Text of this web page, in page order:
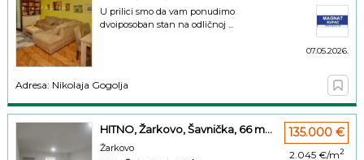
U prilici smo da vam ponudimo
dvoiposoban stan na odličnoj ...
07.05.2026.
Adresa: Nikolaja Gogolja
HITNO, Žarkovo, Šavnička, 66 m...
Žarkovo
135.000 €
2.045 €/m2